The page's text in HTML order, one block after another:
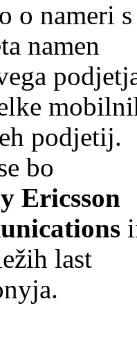
o nameri s
namen
podjetij.
bo
Ericsson
last